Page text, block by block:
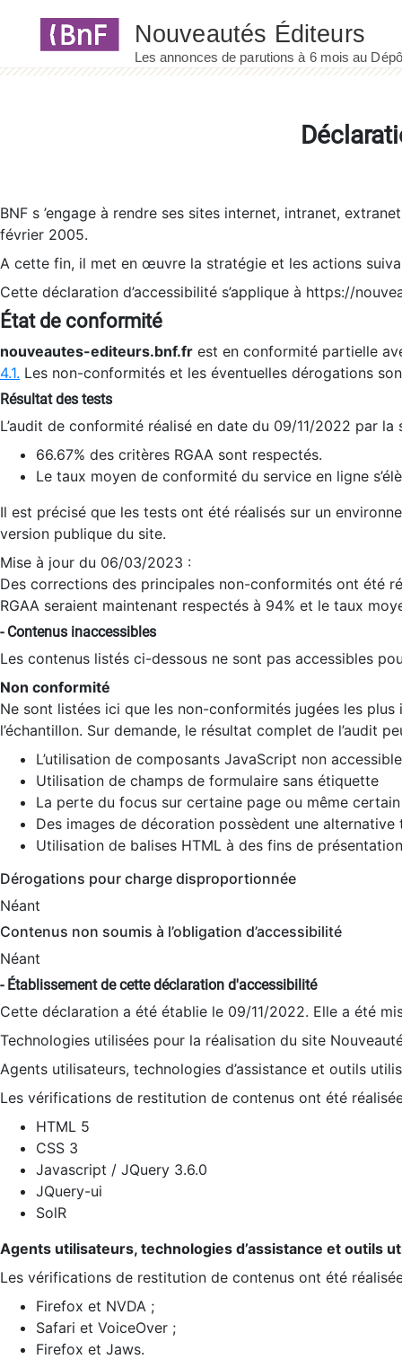
BNF s ’engage à rendre ses sites internet, intranet,
février 2005.
A cette fin, il met en œuvre la stratégie et les actions
Cette déclaration d’accessibilité s’applique à https://
État de conformité
nouveautes-editeurs.bnf.fr est en conformité partielle
4.1. Les non-conformités et les éventuelles dérogations
Résultat des tests
L’audit de conformité réalisé en date du 09/11/2022 par
66.67% des critères RGAA sont respectés.
Le taux moyen de conformité du service en ligne
Il est précisé que les tests ont été réalisés sur un
version publique du site.
Mise à jour du 06/03/2023 :
Des corrections des principales non-conformités ont été
RGAA seraient maintenant respectés à 94% et le taux
- Contenus inaccessibles
Les contenus listés ci-dessous ne sont pas accessibles
Non conformité
Ne sont listées ici que les non-conformités jugées les
l’échantillon. Sur demande, le résultat complet de l’audit
L’utilisation de composants JavaScript non
Utilisation de champs de formulaire sans étiquette
La perte du focus sur certaine page ou même
Des images de décoration possèdent une alternative
Utilisation de balises HTML à des fins de
Dérogations pour charge disproportionnée
Néant
Contenus non soumis à l’obligation d’accessibilité
Néant
- Établissement de cette déclaration d'accessibilité
Cette déclaration a été établie le 09/11/2022. Elle a été
Technologies utilisées pour la réalisation du site
Agents utilisateurs, technologies d’assistance et outils
Les vérifications de restitution de contenus ont été
HTML 5
CSS 3
Javascript / JQuery 3.6.0
JQuery-ui
SolR
Agents utilisateurs, technologies d’assistance et outils
Les vérifications de restitution de contenus ont été
Firefox et NVDA ;
Safari et VoiceOver ;
Firefox et Jaws.